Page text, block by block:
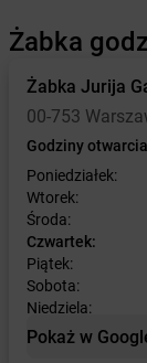
Żabka
Żabka Jurija
00-753
Godziny
Poniedziałek:
Wtorek:
Środa:
Czwartek:
Piątek:
Sobota:
Niedziela:
Pokaż w